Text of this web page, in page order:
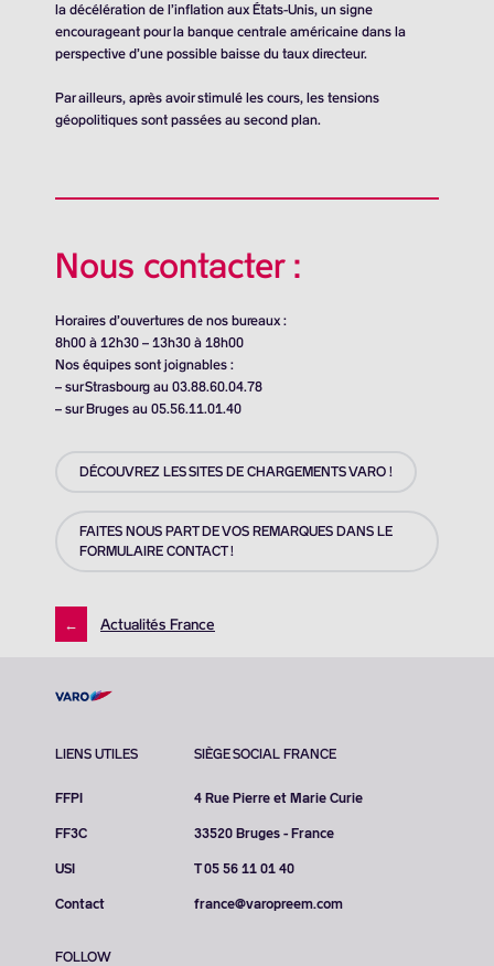
la décélération de l’inflation aux États-Unis, un signe
encourageant pour la banque centrale américaine dans la
perspective d’une possible baisse du taux directeur.
Par ailleurs, après avoir stimulé les cours, les tensions
géopolitiques sont passées au second plan.
Nous contacter :
Horaires d’ouvertures de nos bureaux :
8h00 à 12h30 – 13h30 à 18h00
Nos équipes sont joignables :
– sur Strasbourg au 03.88.60.04.78
– sur Bruges au 05.56.11.01.40
DÉCOUVREZ LES SITES DE CHARGEMENTS VARO !
FAITES NOUS PART DE VOS REMARQUES DANS LE
FORMULAIRE CONTACT !
← Actualités France
LIENS UTILES
FFPI
FF3C
USI
Contact
SIÈGE SOCIAL FRANCE
4 Rue Pierre et Marie Curie
33520 Bruges - France
T 05 56 11 01 40
france@varopreem.com
FOLLOW